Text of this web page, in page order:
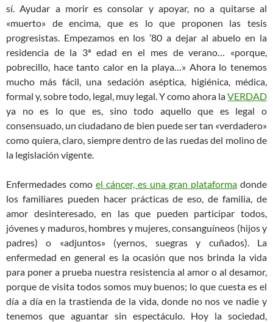
sí. Ayudar a morir es consolar y apoyar, no a quitarse al
«muerto» de encima, que es lo que proponen las tesis
progresistas. Empezamos en los ’80 a dejar al abuelo en la
residencia de la 3ª edad en el mes de verano… «porque,
pobrecillo, hace tanto calor en la playa…» Ahora lo tenemos
mucho más fácil, una sedación aséptica, higiénica, médica,
formal y, sobre todo, legal, muy legal. Y como ahora laVERDAD
ya no es lo que es, sino todo aquello que es legal o
consensuado, un ciudadano de bien puede ser tan «verdadero»
como quiera, claro, siempre dentro de las ruedas del molino de
la legislación vigente.
Enfermedades como el cáncer, es una gran plataforma donde
los familiares pueden hacer prácticas de eso, de familia, de
amor desinteresado, en las que pueden participar todos,
jóvenes y maduros, hombres y mujeres, consanguíneos (hijos y
padres) o «adjuntos» (yernos, suegras y cuñados). La
enfermedad en general es la ocasión que nos brinda la vida
para poner a prueba nuestra resistencia al amor o al desamor,
porque de visita todos somos muy buenos; lo que cuesta es el
día a día en la trastienda de la vida, donde no nos ve nadie y
tenemos que aguantar sin espectáculo. Hoy la sociedad,